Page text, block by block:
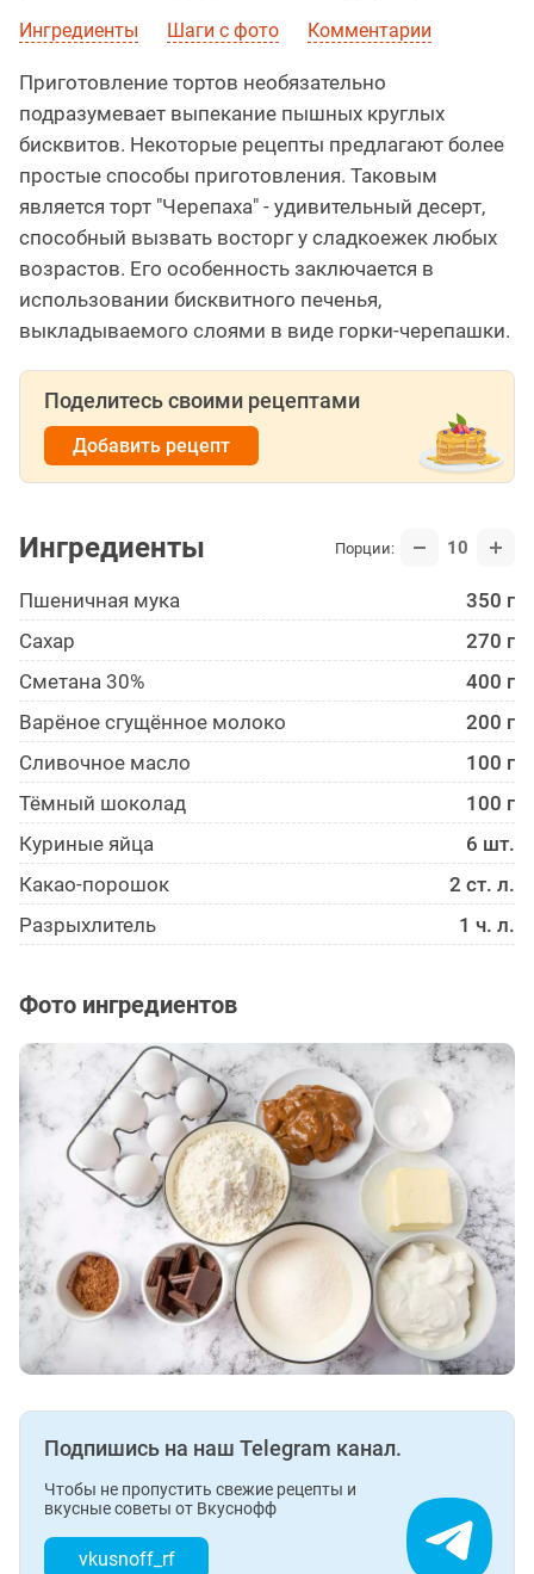
Ингредиенты Шаги с фото Комментарии
Приготовление тортов необязательно
подразумевает выпекание пышных круглых
бисквитов. Некоторые рецепты предлагают более
простые способы приготовления. Таковым
является торт "Черепаха" - удивительный десерт,
способный вызвать восторг у сладкоежек любых
возрастов. Его особенность заключается в
использовании бисквитного печенья,
выкладываемого слоями в виде горки-черепашки.
Поделитесь своими рецептами
Добавить рецепт
Ингредиенты Порции: 10
Пшеничная мука
350 г
Сахар
270 г
Сметана 30%
400 г
Варёное сгущённое молоко
200 г
Сливочное масло
100 г
Тёмный шоколад
100 г
Куриные яйца
6 шт.
Какао-порошок
2 ст. л.
Разрыхлитель
1 ч. л.
Фото ингредиентов
Подпишись на наш Telegram канал.
Чтобы не пропустить свежие рецепты и
вкусные советы от Вкуснофф
vkusnoff_rf